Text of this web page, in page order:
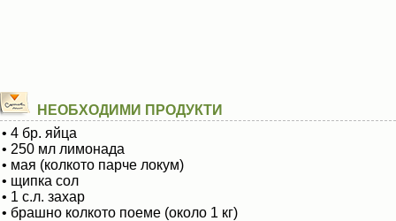
НЕОБХОДИМИ ПРОДУКТИ
• 4 бр. яйца
• 250 мл лимонада
• мая (колкото парче локум)
• щипка сол
• 1 с.л. захар
• брашно колкото поеме (около 1 кг)